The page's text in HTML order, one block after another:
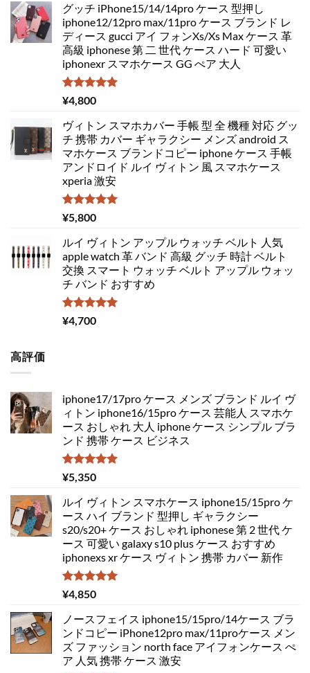
グッチ iPhone15/14/14pro ケース 型押し
iphone12/12pro max/11pro ケース ブランド レ
ディース gucci アイ フォンXs/Xs Max ケース 革
高級 iphonese 第 二 世代 ケース ハード 可愛い
iphonexr スマホケース GG ぺア 大人
5段階中
5.00
¥4,800
ヴィトン スマホカバー 手帳 型 全 機種 対応 グッ
チ 携帯 カバー ギャラクシー メンズ android ス
マホケース ブランドコピー iphone ケース 手帳
アンドロイド ルイ ヴィトン 風 スマホケース
xperia 激安
5段階中
5.00
¥5,800
ルイ ヴィトン アップル ウォッチ ベルト 人気
apple watch 革 バンド 高級 グッチ 時計 ベルト
交換 スマート ウォッチ ベルト アップル ウォッ
チ バンド おすすめ
5段階中
5.00
¥4,700
高評価
iphone17/17pro ケース メンズ ブランド ルイ ヴ
ィトン iphone16/15pro ケース 芸能人 スマホケ
ース おしゃれ 大人 iphone ケース シンプル ブラ
ンド 携帯 ケース ビジネス
5段階中
5.00
¥5,350
ルイ ヴィトン スマホケース iphone15/15pro ケ
ース ハイ ブランド 型押し ギャラクシー
s20/s20+ ケース おしゃれ iphonese 第 2 世代 ケ
ース 可愛い galaxy s10 plus ケース おすすめ
iphonexs xr ケース ヴィトン 携帯 カバー 新作
5段階中
5.00
¥4,850
ノースフェイス iphone15/15pro/14ケース ブラ
ンドコピー iPhone12pro max/11proケース メン
ズ ファッション north face アイフォンケース ぺ
ア 人気 携帯 ケース 激安